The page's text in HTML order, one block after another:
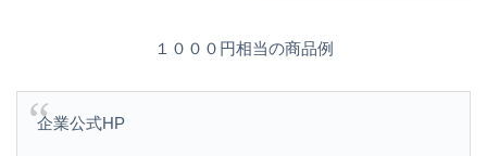
１０００円相当の商品例
企業公式HP